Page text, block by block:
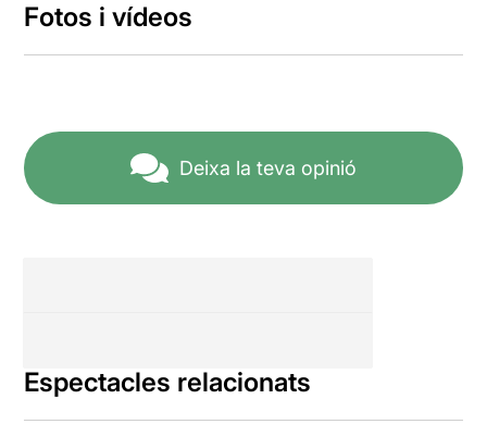
Fotos i vídeos
Deixa la teva opinió
Espectacles relacionats